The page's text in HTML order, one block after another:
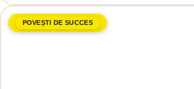
POVEȘTI DE SUCCES